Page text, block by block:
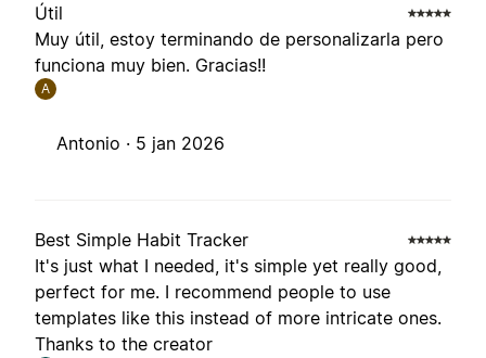
Útil
Muy útil, estoy terminando de personalizarla pero
funciona muy bien. Gracias!!
A
Antonio · 5 jan 2026
Best Simple Habit Tracker
It's just what I needed, it's simple yet really good,
perfect for me. I recommend people to use
templates like this instead of more intricate ones.
Thanks to the creator